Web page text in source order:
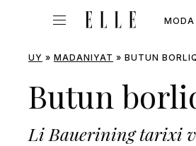
MODA
UY » MADANIYAT » BUTUN
Butun
Li Bauerining tarixi